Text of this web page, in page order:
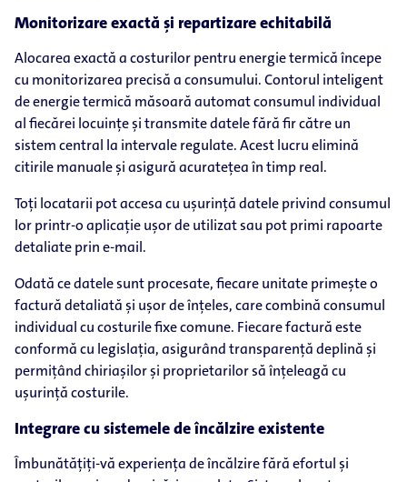
Monitorizare exactă și repartizare echitabilă
Alocarea exactă a costurilor pentru energie termică începe
cu monitorizarea precisă a consumului. Contorul inteligent
de energie termică măsoară automat consumul individual
al fiecărei locuințe și transmite datele fără fir către un
sistem central la intervale regulate. Acest lucru elimină
citirile manuale și asigură acuratețea în timp real.
Toți locatarii pot accesa cu ușurință datele privind consumul
lor printr-o aplicație ușor de utilizat sau pot primi rapoarte
detaliate prin e-mail.
Odată ce datele sunt procesate, fiecare unitate primește o
factură detaliată și ușor de înțeles, care combină consumul
individual cu costurile fixe comune. Fiecare factură este
conformă cu legislația, asigurând transparență deplină și
permițând chiriașilor și proprietarilor să înțeleagă cu
ușurință costurile.
Integrare cu sistemele de încălzire existente
Îmbunătățiți-vă experiența de încălzire fără efortul și